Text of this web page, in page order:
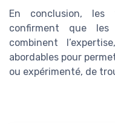
En conclusion, les
confirment que
combinent
abordables pour
ou expérimenté, de